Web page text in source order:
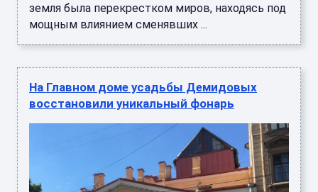
земля была перекрестком миров, находясь под
мощным влиянием сменявших ...
На Главном доме усадьбы Демидовых
восстановили уникальный фонарь